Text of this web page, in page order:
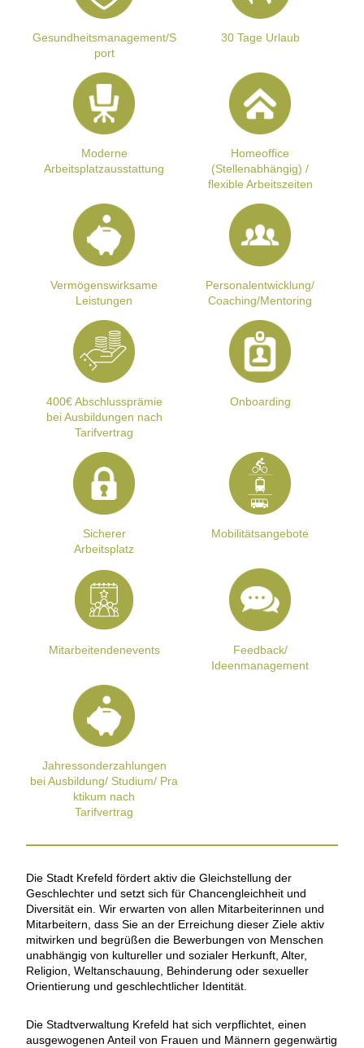
Gesundheitsmanagement/S
port
30 Tage Urlaub
Moderne
Arbeitsplatzausstattung
Homeoffice
(Stellenabhängig) /
flexible Arbeitszeiten
Vermögenswirksame
Leistungen
Personalentwicklung/
Coaching/Mentoring
400€ Abschlussprämie
bei Ausbildungen nach
Tarifvertrag
Onboarding
Sicherer
Arbeitsplatz
Mobilitätsangebote
Mitarbeitendenevents
Feedback/
Ideenmanagement
Jahressonderzahlungen
bei Ausbildung/ Studium/ Pra
ktikum nach
Tarifvertrag
Die Stadt Krefeld fördert aktiv die Gleichstellung der
Geschlechter und setzt sich für Chancengleichheit und
Diversität ein. Wir erwarten von allen Mitarbeiterinnen und
Mitarbeitern, dass Sie an der Erreichung dieser Ziele aktiv
mitwirken und begrüßen die Bewerbungen von Menschen
unabhängig von kultureller und sozialer Herkunft, Alter,
Religion, Weltanschauung, Behinderung oder sexueller
Orientierung und geschlechtlicher Identität.
Die Stadtverwaltung Krefeld hat sich verpflichtet, einen
ausgewogenen Anteil von Frauen und Männern gegenwärtig